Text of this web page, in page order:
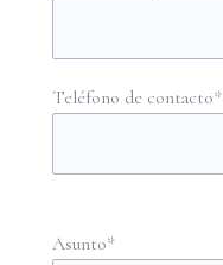
Teléfono de contacto*
Asunto*